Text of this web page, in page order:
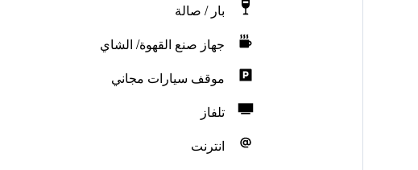
بار / صالة
جهاز صنع القهوة/ الشاي
موقف سيارات مجاني
تلفاز
انترنت